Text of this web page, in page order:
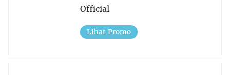
Official
Lihat Promo